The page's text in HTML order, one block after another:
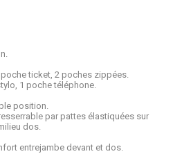
ticket, 2 poches zippées.
1 poche téléphone.
position.
par pattes élastiquées sur
dos.
entrejambe devant et dos.